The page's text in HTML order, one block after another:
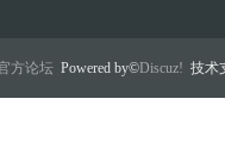
方论坛 Powered by©Discuz! 技术